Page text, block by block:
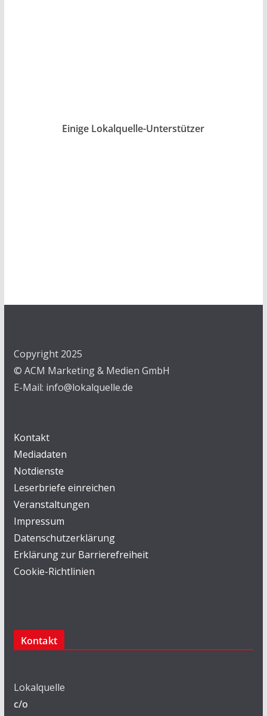
Einige Lokalquelle-Unterstützer
Copyright 2025
© ACM Marketing & Medien GmbH
E-Mail: info@lokalquelle.de
Kontakt
Mediadaten
Notdienste
Leserbriefe einreichen
Veranstaltungen
Impressum
Datenschutzerklärung
Erklärung zur Barrierefreiheit
Cookie-Richtlinien
Kontakt
Lokalquelle
c/o